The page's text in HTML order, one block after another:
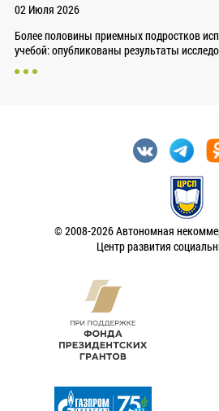
02 Июля 2026
Более половины приемных подростков
учебой: опубликованы результаты
© 2008-2026 Автономная
Центр развития